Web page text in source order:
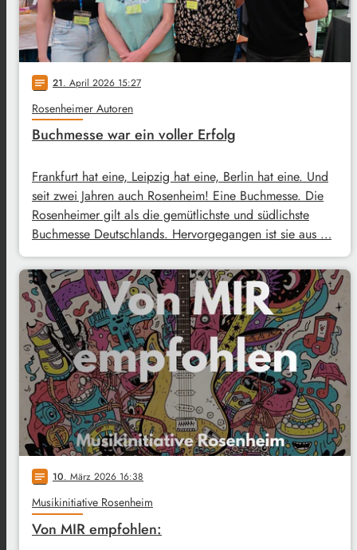
notes 21. April 2026 15:27
Rosenheimer Autoren
Buchmesse war ein voller Erfolg
Frankfurt hat eine, Leipzig hat eine, Berlin hat eine. Und
seit zwei Jahren auch Rosenheim! Eine Buchmesse. Die
Rosenheimer gilt als die gemütlichste und südlichste
Buchmesse Deutschlands. Hervorgegangen ist sie aus …
notes 10. März 2026 16:38
Musikinitiative Rosenheim
Von MIR empfohlen: